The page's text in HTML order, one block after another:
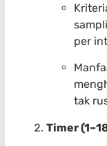
per
tak
Timer